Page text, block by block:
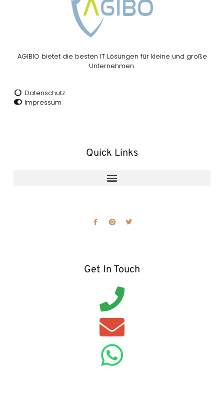
AGIBIO bietet die besten IT Lösungen für kleine und große
Unternehmen.
Datenschutz
Impressum
Quick Links
Get In Touch